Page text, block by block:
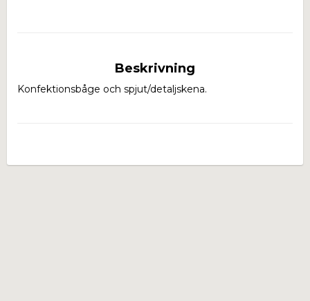
Beskrivning
Konfektionsbåge och spjut/detaljskena.